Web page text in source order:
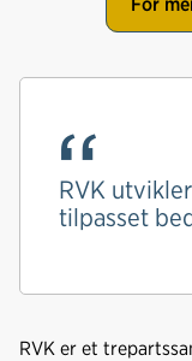
RVK
tilpasset
RVK er et